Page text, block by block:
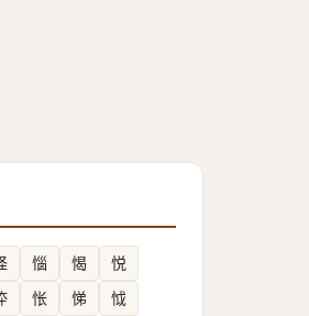
惱 愒
悦
怅 悌 怴